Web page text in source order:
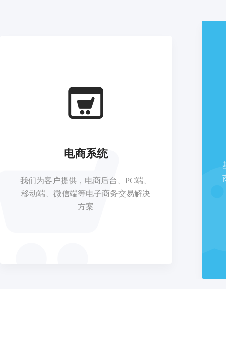
小程序开发
基于微信小程序接口，为客户提供包
括微商城、微网站，帮您快速抢占小
程序千亿级市场